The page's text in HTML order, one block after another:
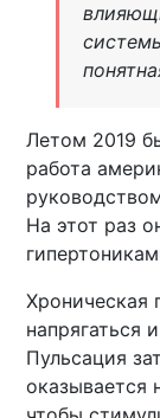
Летом 2019
работа
На этот раз
Хроническая
напрягаться
Пульсация
оказывается